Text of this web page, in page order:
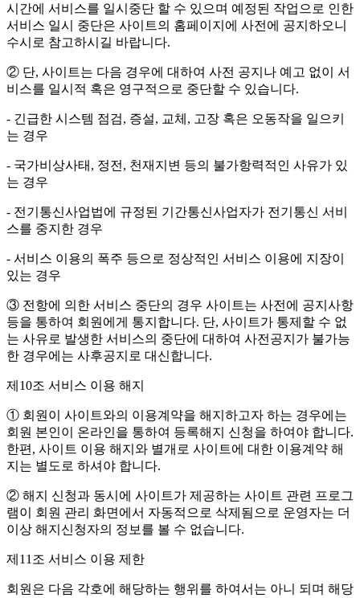
시간에 서비스를 일시중단 할 수 있으며 예정된 작업으로 인한
서비스 일시 중단은 사이트의 홈페이지에 사전에 공지하오니
수시로 참고하시길 바랍니다.
② 단, 사이트는 다음 경우에 대하여 사전 공지나 예고 없이 서
비스를 일시적 혹은 영구적으로 중단할 수 있습니다.
- 긴급한 시스템 점검, 증설, 교체, 고장 혹은 오동작을 일으키
는 경우
- 국가비상사태, 정전, 천재지변 등의 불가항력적인 사유가 있
는 경우
- 전기통신사업법에 규정된 기간통신사업자가 전기통신 서비
스를 중지한 경우
- 서비스 이용의 폭주 등으로 정상적인 서비스 이용에 지장이
있는 경우
③ 전항에 의한 서비스 중단의 경우 사이트는 사전에 공지사항
등을 통하여 회원에게 통지합니다. 단, 사이트가 통제할 수 없
는 사유로 발생한 서비스의 중단에 대하여 사전공지가 불가능
한 경우에는 사후공지로 대신합니다.
제10조 서비스 이용 해지
① 회원이 사이트와의 이용계약을 해지하고자 하는 경우에는
회원 본인이 온라인을 통하여 등록해지 신청을 하여야 합니다.
한편, 사이트 이용 해지와 별개로 사이트에 대한 이용계약 해
지는 별도로 하셔야 합니다.
② 해지 신청과 동시에 사이트가 제공하는 사이트 관련 프로그
램이 회원 관리 화면에서 자동적으로 삭제됨으로 운영자는 더
이상 해지신청자의 정보를 볼 수 없습니다.
제11조 서비스 이용 제한
회원은 다음 각호에 해당하는 행위를 하여서는 아니 되며 해당